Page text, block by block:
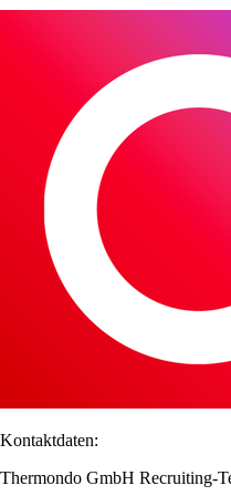
Kontaktdaten:
Thermondo GmbH Recruiting-